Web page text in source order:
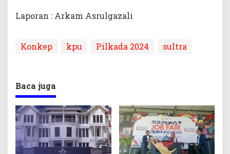
Laporan : Arkam Asrulgazali
Konkep kpu Pilkada 2024 sultra
Baca juga